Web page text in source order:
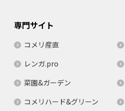
専門サイト
コメリ産直
レンガ.pro
菜園&ガーデン
コメリハード&グリーン